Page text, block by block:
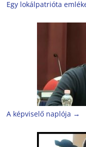
Egy lokálpatrióta
A képviselő naplója →